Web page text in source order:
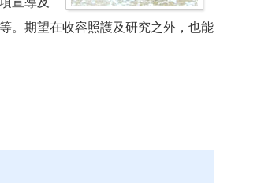
。期望在收容照護及研究之外，也能